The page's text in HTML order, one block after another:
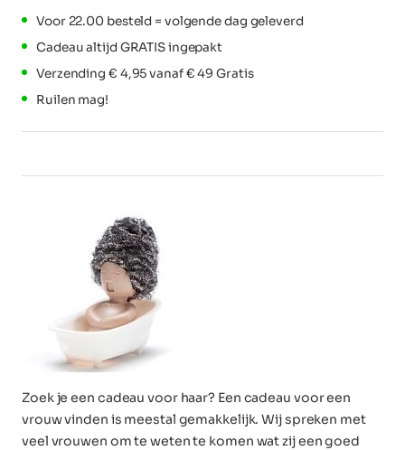
Voor 22.00 besteld = volgende dag geleverd
Cadeau altijd GRATIS ingepakt
Verzending € 4,95 vanaf € 49 Gratis
Ruilen mag!
Zoek je een cadeau voor haar? Een cadeau voor een
vrouw vinden is meestal gemakkelijk. Wij spreken met
veel vrouwen om te weten te komen wat zij een goed